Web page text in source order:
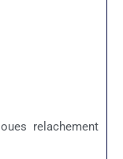
relachement